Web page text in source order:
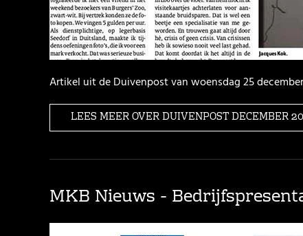
Artikel uit de Duivenpost van woensdag 25
LEES MEER OVER DUIVENPOST DECEMBER
MKB Nieuws -